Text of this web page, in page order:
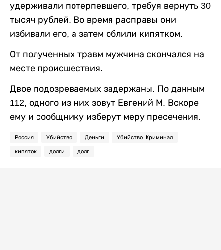
удерживали потерпевшего, требуя вернуть 30
тысяч рублей. Во время расправы они
избивали его, а затем облили кипятком.
От полученных травм мужчина скончался на
месте происшествия.
Двое подозреваемых задержаны. По данным
112, одного из них зовут Евгений М. Вскоре
ему и сообщнику изберут меру пресечения.
Россия Убийство Деньги Убийство. Криминал
кипяток долги долг